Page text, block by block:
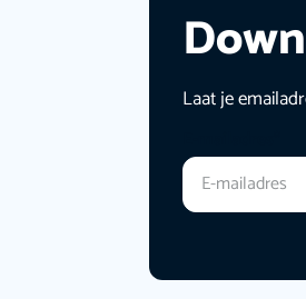
Laat je